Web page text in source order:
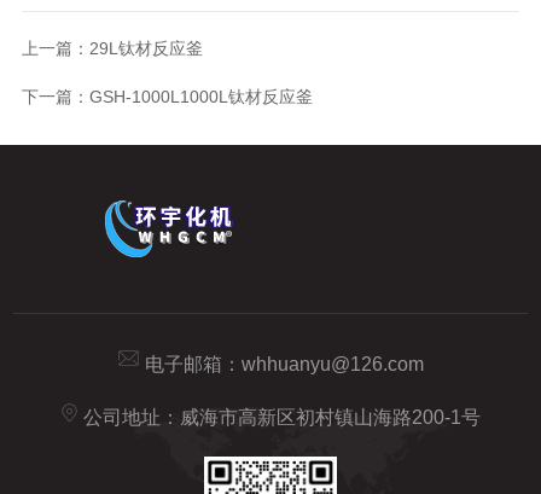
上一篇： 29L钛材反应釜
下一篇： GSH-1000L1000L钛材反应釜
电子邮箱： whhuanyu@126.com
公司地址：威海市高新区初村镇山海路200-1号